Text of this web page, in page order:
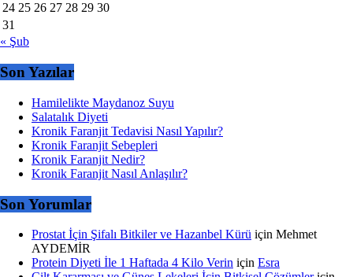
24 25 26 27 28 29 30
31
« Şub
Son Yazılar
Hamilelikte Maydanoz Suyu
Salatalık Diyeti
Kronik Faranjit Tedavisi Nasıl Yapılır?
Kronik Faranjit Sebepleri
Kronik Faranjit Nedir?
Kronik Faranjit Nasıl Anlaşılır?
Son Yorumlar
Prostat İçin Şifalı Bitkiler ve Hazanbel Kürü için Mehmet
AYDEMİR
Protein Diyeti İle 1 Haftada 4 Kilo Verin için Esra